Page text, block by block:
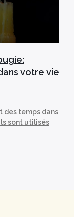
votre vie
des temps dans
sont utilisés